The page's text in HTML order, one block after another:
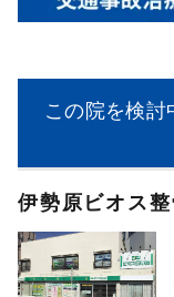
この院を検
伊勢原ビオス